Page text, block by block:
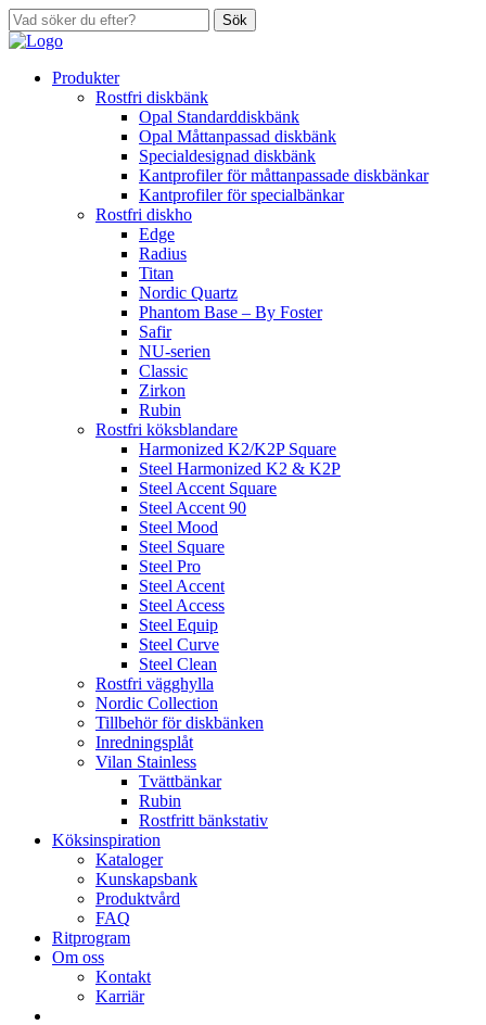
Sök
Produkter
Rostfri diskbänk
Opal Standarddiskbänk
Opal Måttanpassad diskbänk
Specialdesignad diskbänk
Kantprofiler för måttanpassade diskbänkar
Kantprofiler för specialbänkar
Rostfri diskho
Edge
Radius
Titan
Nordic Quartz
Phantom Base – By Foster
Safir
NU-serien
Classic
Zirkon
Rubin
Rostfri köksblandare
Harmonized K2/K2P Square
Steel Harmonized K2 & K2P
Steel Accent Square
Steel Accent 90
Steel Mood
Steel Square
Steel Pro
Steel Accent
Steel Access
Steel Equip
Steel Curve
Steel Clean
Rostfri vägghylla
Nordic Collection
Tillbehör för diskbänken
Inredningsplåt
Vilan Stainless
Tvättbänkar
Rubin
Rostfritt bänkstativ
Köksinspiration
Kataloger
Kunskapsbank
Produktvård
FAQ
Ritprogram
Om oss
Kontakt
Karriär